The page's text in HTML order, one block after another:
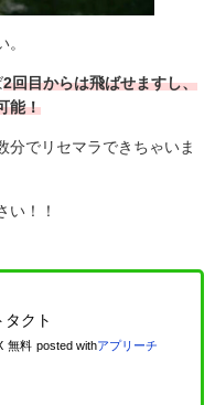
。
2回目からは飛ばせますし、
能！
分でリセマラできちゃいま
い！！
タクト
無料 posted withアプリーチ